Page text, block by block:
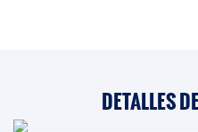
DETALLES